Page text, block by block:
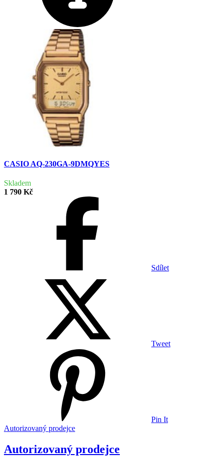
CASIO AQ-230GA-9DMQYES
Skladem
1 790 Kč
Sdílet
Tweet
Pin It
Autorizovaný prodejce
Autorizovaný prodejce